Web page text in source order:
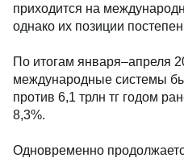
приходится на
однако их позиции
По итогам января–апреля
международные системы
против 6,1 трлн тг годом
8,3%.
Одновременно